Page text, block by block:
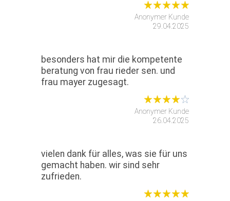
Anonymer Kunde
29.04.2025
besonders hat mir die kompetente
beratung von frau rieder sen. und
frau mayer zugesagt.
Anonymer Kunde
26.04.2025
vielen dank für alles, was sie für uns
gemacht haben. wir sind sehr
zufrieden.